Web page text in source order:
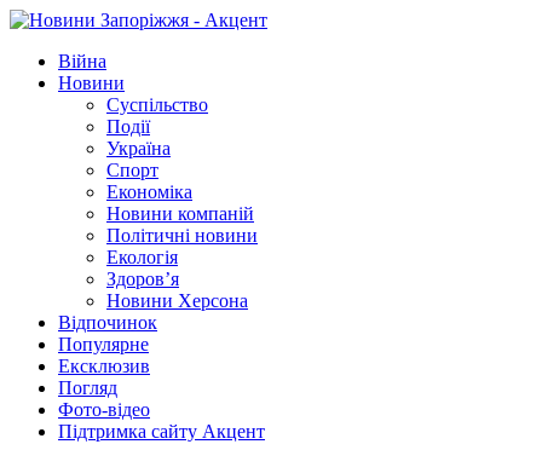
Війна
Новини
Суспільство
Події
Україна
Спорт
Економіка
Новини компаній
Політичні новини
Екологія
Здоров’я
Новини Херсона
Відпочинок
Популярне
Ексклюзив
Погляд
Фото-відео
Підтримка сайту Акцент